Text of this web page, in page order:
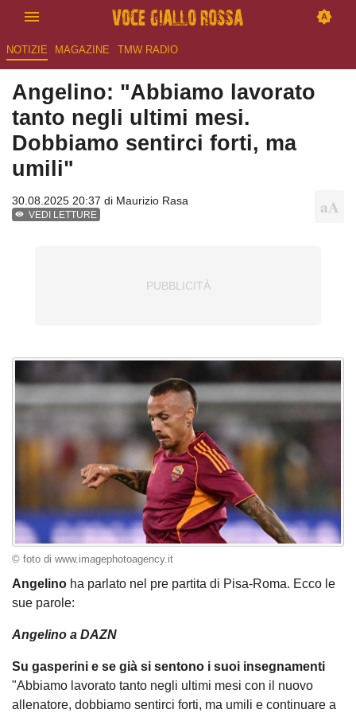
NOTIZIE MAGAZINE TMW RADIO
Angelino: "Abbiamo lavorato
tanto negli ultimi mesi.
Dobbiamo sentirci forti, ma
umili"
30.08.2025 20:37 di Maurizio Rasa
VEDI LETTURE
© foto di www.imagephotoagency.it
Angelino ha parlato nel pre partita di Pisa-Roma. Ecco le
sue parole:
Angelino a DAZN
Su gasperini e se già si sentono i suoi insegnamenti
"Abbiamo lavorato tanto negli ultimi mesi con il nuovo
allenatore, dobbiamo sentirci forti, ma umili e continuare a